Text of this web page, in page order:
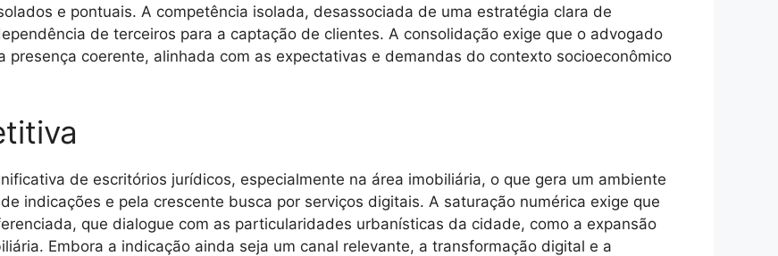
e pontuais. A competência isolada, desassociada de uma estratégia clara de
de terceiros para a captação de clientes. A consolidação exige que o advogado
coerente, alinhada com as expectativas e demandas do contexto socioeconômico
de escritórios jurídicos, especialmente na área imobiliária, o que gera um ambiente
indicações e pela crescente busca por serviços digitais. A saturação numérica exige que
que dialogue com as particularidades urbanísticas da cidade, como a expansão
Embora a indicação ainda seja um canal relevante, a transformação digital e a